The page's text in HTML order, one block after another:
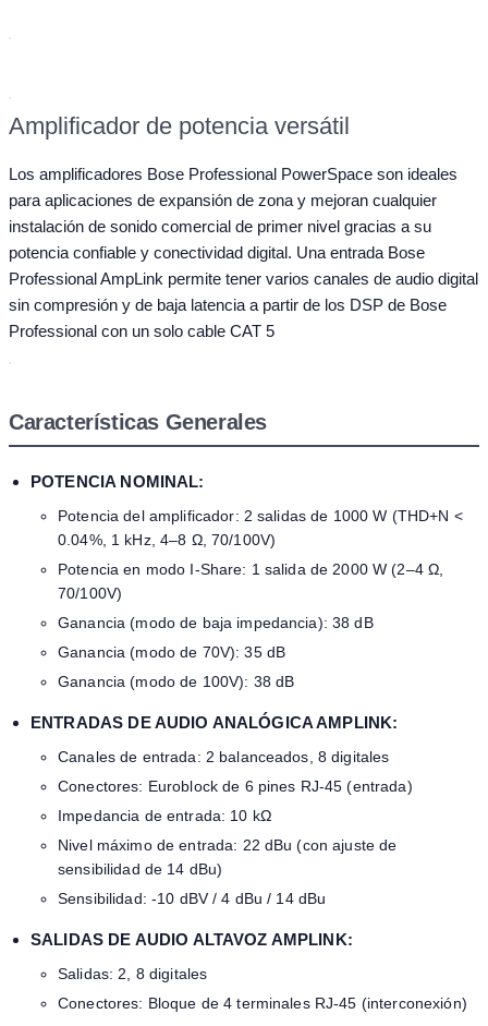
Amplificador de potencia versátil
Los amplificadores Bose Professional PowerSpace son ideales
para aplicaciones de expansión de zona y mejoran cualquier
instalación de sonido comercial de primer nivel gracias a su
potencia confiable y conectividad digital. Una entrada Bose
Professional AmpLink permite tener varios canales de audio digital
sin compresión y de baja latencia a partir de los DSP de Bose
Professional con un solo cable CAT 5
Características Generales
POTENCIA NOMINAL:
Potencia del amplificador: 2 salidas de 1000 W (THD+N <
0.04%, 1 kHz, 4–8 Ω, 70/100V)
Potencia en modo I-Share: 1 salida de 2000 W (2–4 Ω,
70/100V)
Ganancia (modo de baja impedancia): 38 dB
Ganancia (modo de 70V): 35 dB
Ganancia (modo de 100V): 38 dB
ENTRADAS DE AUDIO ANALÓGICA AMPLINK:
Canales de entrada: 2 balanceados, 8 digitales
Conectores: Euroblock de 6 pines RJ-45 (entrada)
Impedancia de entrada: 10 kΩ
Nivel máximo de entrada: 22 dBu (con ajuste de
sensibilidad de 14 dBu)
Sensibilidad: -10 dBV / 4 dBu / 14 dBu
SALIDAS DE AUDIO ALTAVOZ AMPLINK:
Salidas: 2, 8 digitales
Conectores: Bloque de 4 terminales RJ-45 (interconexión)